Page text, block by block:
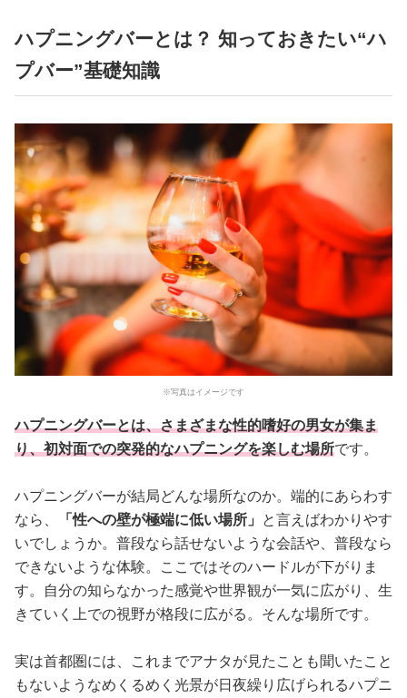
ハプニングバーとは？ 知っておきたい“ハ
プバー”基礎知識
※写真はイメージです
ハプニングバーとは、さまざまな性的嗜好の男女が集ま
り、初対面での突発的なハプニングを楽しむ場所です。
ハプニングバーが結局どんな場所なのか。端的にあらわす
なら、
「性への壁が極端に低い場所」
と言えばわかりやす
いでしょうか。普段なら話せないような会話や、普段なら
できないような体験。ここではそのハードルが下がりま
す。自分の知らなかった感覚や世界観が一気に広がり、生
きていく上での視野が格段に広がる。そんな場所です。
実は首都圏には、これまでアナタが見たことも聞いたこと
もないようなめくるめく光景が日夜繰り広げられるハプニ